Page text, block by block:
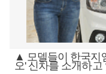
▲ 모델들이 한국지
오' 신차를 소개하고